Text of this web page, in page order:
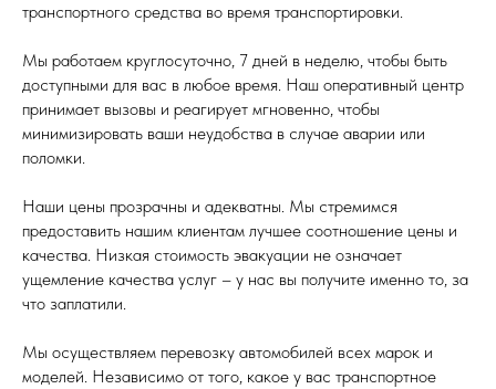
транспортного средства во время транспортировки.
Мы работаем круглосуточно, 7 дней в неделю, чтобы быть
доступными для вас в любое время. Наш оперативный центр
принимает вызовы и реагирует мгновенно, чтобы
минимизировать ваши неудобства в случае аварии или
поломки.
Наши цены прозрачны и адекватны. Мы стремимся
предоставить нашим клиентам лучшее соотношение цены и
качества. Низкая стоимость эвакуации не означает
ущемление качества услуг – у нас вы получите именно то, за
что заплатили.
Мы осуществляем перевозку автомобилей всех марок и
моделей. Независимо от того, какое у вас транспортное